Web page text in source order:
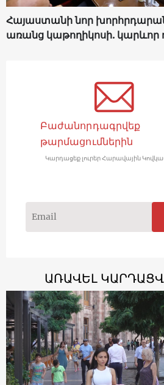
Հայաստանի նոր
առանց կաթողիկոսի. կարևոր
Բաժանորդագրվեք
թարմացումներին
Կարդացեք լուրեր Հարավային
ԱՌԱՎԵԼ